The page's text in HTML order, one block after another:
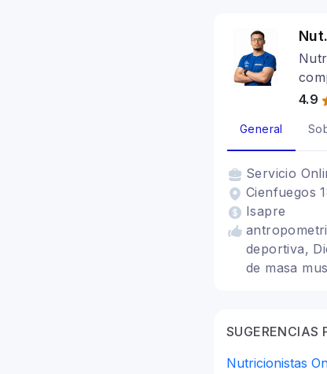
4.9
General
Servicio
Cienfuegos
Isapre
deportiva,
de masa
SUGERENCIAS
Nutricionistas